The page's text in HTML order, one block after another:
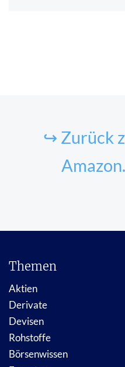
↪ Zurück
Themen
Aktien
Derivate
Devisen
Rohstoffe
Börsenwissen